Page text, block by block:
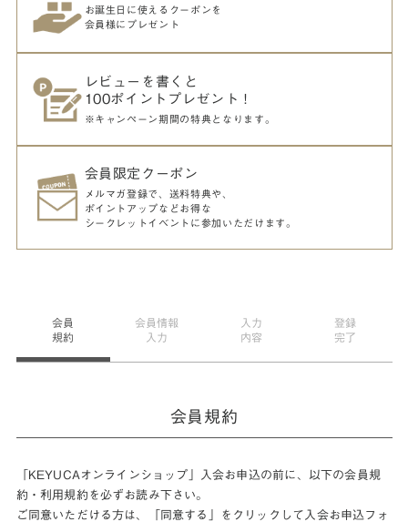
お誕生日に使えるクーポンを
会員様にプレゼント
レビューを書くと
100ポイントプレゼント！
※キャンペーン期間の特典となります。
会員限定クーポン
メルマガ登録で、送料特典や、
ポイントアップなどお得な
シークレットイベントに参加いただけます。
会員
規約
会員情報
入力
入力
内容
登録
完了
会員規約
「KEYUCAオンラインショップ」入会お申込の前に、以下の会員規
約・利用規約を必ずお読み下さい。
ご同意いただける方は、「同意する」をクリックして入会お申込フォ